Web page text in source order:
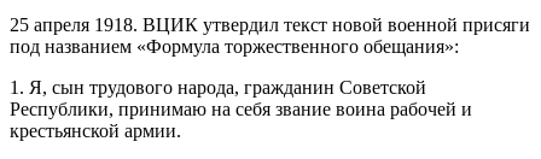
25 апреля 1918. ВЦИК утвердил текст новой военной присяги
под названием «Формула торжественного обещания»:
1. Я, сын трудового народа, гражданин Советской
Республики, принимаю на себя звание воина рабочей и
крестьянской армии.